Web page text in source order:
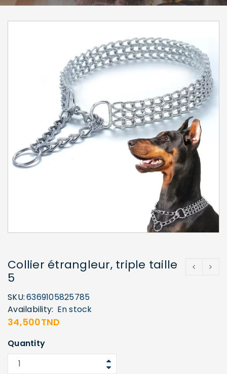
Collier étrangleur, triple taille
5
SKU:6369105825785
Availability: En stock
34,500TND
Quantity